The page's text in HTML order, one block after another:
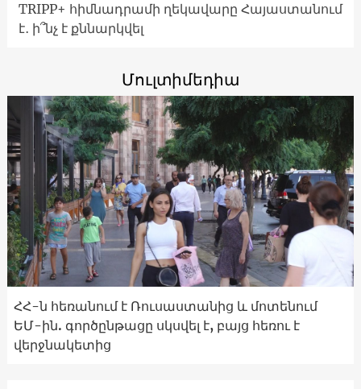
TRIPP+ հիմնադրամի ղեկավարը Հայաստանում
է․ ի՞նչ է քննարկվել
Մուլտիմեդիա
ՀՀ-ն հեռանում է Ռուսաստանից և մոտենում
ԵՄ-ին. գործընթացը սկսվել է, բայց հեռու է
վերջնակետից